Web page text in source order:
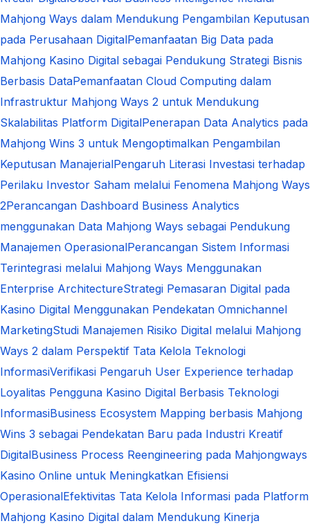
Mahjong Ways dalam Mendukung Pengambilan Keputusan
pada Perusahaan DigitalPemanfaatan Big Data pada
Mahjong Kasino Digital sebagai Pendukung Strategi Bisnis
Berbasis DataPemanfaatan Cloud Computing dalam
Infrastruktur Mahjong Ways 2 untuk Mendukung
Skalabilitas Platform DigitalPenerapan Data Analytics pada
Mahjong Wins 3 untuk Mengoptimalkan Pengambilan
Keputusan ManajerialPengaruh Literasi Investasi terhadap
Perilaku Investor Saham melalui Fenomena Mahjong Ways
2Perancangan Dashboard Business Analytics
menggunakan Data Mahjong Ways sebagai Pendukung
Manajemen OperasionalPerancangan Sistem Informasi
Terintegrasi melalui Mahjong Ways Menggunakan
Enterprise ArchitectureStrategi Pemasaran Digital pada
Kasino Digital Menggunakan Pendekatan Omnichannel
MarketingStudi Manajemen Risiko Digital melalui Mahjong
Ways 2 dalam Perspektif Tata Kelola Teknologi
InformasiVerifikasi Pengaruh User Experience terhadap
Loyalitas Pengguna Kasino Digital Berbasis Teknologi
InformasiBusiness Ecosystem Mapping berbasis Mahjong
Wins 3 sebagai Pendekatan Baru pada Industri Kreatif
DigitalBusiness Process Reengineering pada Mahjongways
Kasino Online untuk Meningkatkan Efisiensi
OperasionalEfektivitas Tata Kelola Informasi pada Platform
Mahjong Kasino Digital dalam Mendukung Kinerja